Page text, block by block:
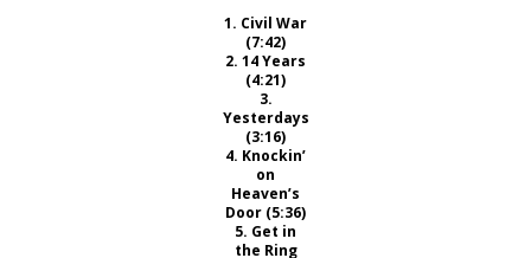
1. Civil War
(7:42)
2. 14 Years
(4:21)
3.
Yesterdays
(3:16)
4. Knockin’
on
Heaven’s
Door (5:36)
5. Get in
the Ring